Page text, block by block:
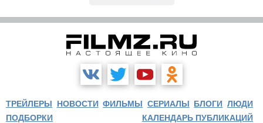
ТРЕЙЛЕРЫ НОВОСТИ ФИЛЬМЫ СЕРИАЛЫ БЛОГИ ЛЮДИ
ПОДБОРКИ
КАЛЕНДАРЬ ПУБЛИКАЦИЙ